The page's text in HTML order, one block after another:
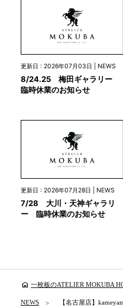
更新日 : 2026年07月03日 | NEWS
8/24.25 梅田ギャラリー
臨時休業のお知らせ
更新日 : 2026年07月28日 | NEWS
7/28 大川・天神ギャラリ
ー 臨時休業のお知らせ
home 一枚板のATELIER MOKUBA
NEWS 【名古屋店】